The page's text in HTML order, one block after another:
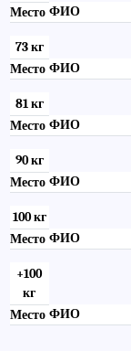
Место ФИО
73 кг
Место ФИО
81 кг
Место ФИО
90 кг
Место ФИО
100 кг
Место ФИО
+100
кг
Место ФИО